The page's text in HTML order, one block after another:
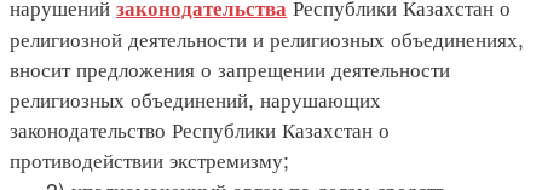
нарушений законодательства Республики Казахстан о
религиозной деятельности и религиозных объединениях,
вносит предложения о запрещении деятельности
религиозных объединений, нарушающих
законодательство Республики Казахстан о
противодействии экстремизму;